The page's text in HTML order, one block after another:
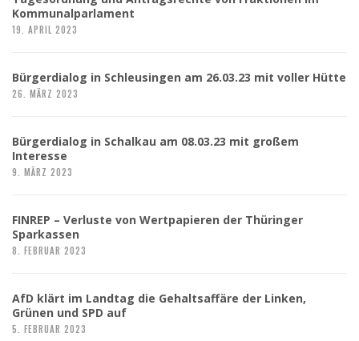
Kommunalparlament
19. APRIL 2023
Bürgerdialog in Schleusingen am 26.03.23 mit voller Hütte
26. MÄRZ 2023
Bürgerdialog in Schalkau am 08.03.23 mit großem
Interesse
9. MÄRZ 2023
FINREP – Verluste von Wertpapieren der Thüringer
Sparkassen
8. FEBRUAR 2023
AfD klärt im Landtag die Gehaltsaffäre der Linken,
Grünen und SPD auf
5. FEBRUAR 2023